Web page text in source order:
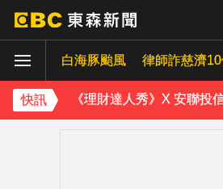
白海豚颱風 律師詐慈濟
快訊
下載東森App，隨時掌握天